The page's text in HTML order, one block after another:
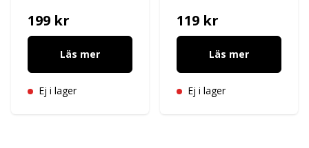
199 kr
Läs mer
Ej i lager
119 kr
Läs mer
Ej i lager